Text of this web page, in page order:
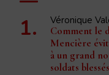
Véronique
Comment le
Mencière
à un grand
soldats blessés